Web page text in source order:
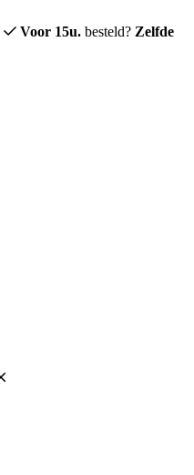
Voor 15u. besteld? Zelfde